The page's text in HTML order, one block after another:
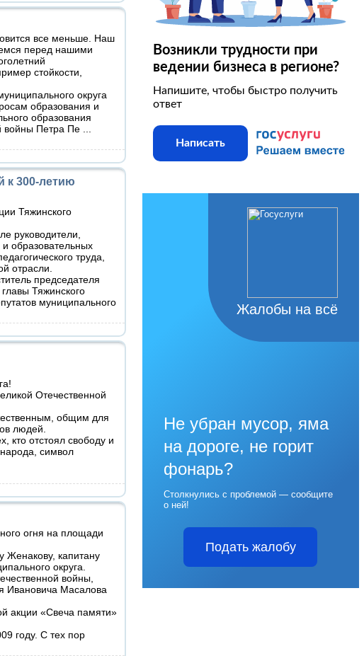
все меньше. Наш
перед нашими
стойкости,
округа
образования и
образования
войны Петра Пе
к 300-летию
Тяжинского
руководители,
образовательных
труда,
отрасли.
председателя
Тяжинского
муниципального
Отечественной
общим для
людей.
кто отстоял свободу и
символ
огня на площади
Женакову, капитану
округа.
войны,
Ивановича Масалова
акции «Свеча памяти»
году. С тех пор
Возникли трудности при
ведении бизнеса в регионе?
Напишите, чтобы быстро получить
ответ
Написать
Жалобы на всё
Не убран мусор, яма
на дороге, не горит
фонарь?
Столкнулись с проблемой — сообщите
о ней!
Подать жалобу